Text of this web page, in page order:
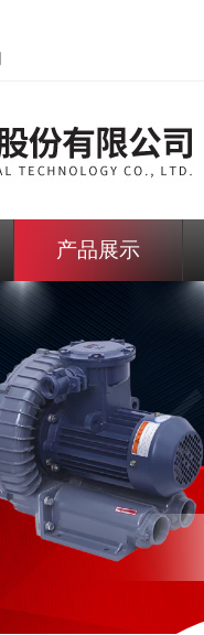
产品展示